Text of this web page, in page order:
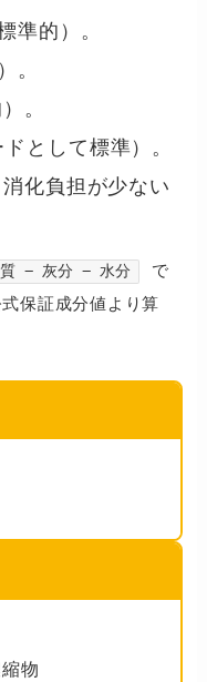
標準的）。
。
。
ドとして標準）。
消化負担が少ない
− 灰分 − 水分
で
保証成分値より算
物